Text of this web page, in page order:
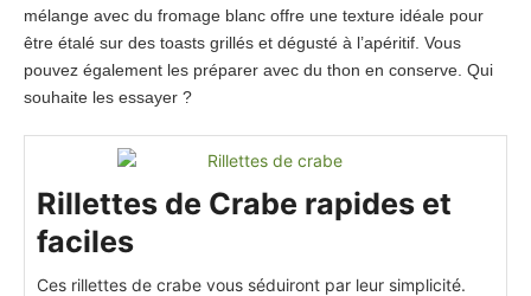
mélange avec du fromage blanc offre une texture idéale pour
être étalé sur des toasts grillés et dégusté à l’apéritif. Vous
pouvez également les préparer avec du thon en conserve. Qui
souhaite les essayer ?
Rillettes de Crabe rapides et
faciles
Ces rillettes de crabe vous séduiront par leur simplicité.